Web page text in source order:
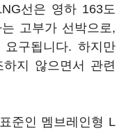
선은 영하 163도
고부가 선박으로,
구됩니다. 하지만
지 않으면서 관련
준인 멤브레인형 L